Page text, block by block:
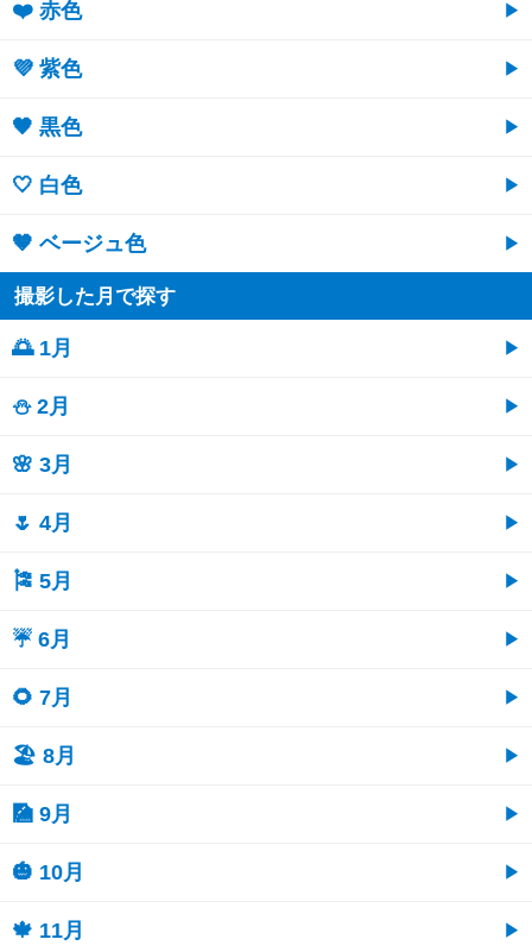
❤️ 赤色
💜 紫色
🖤 黒色
🤍 白色
🤎 ベージュ色
撮影した月で探す
🌅 1月
⛄ 2月
🌸 3月
🌷 4月
🎏 5月
☔ 6月
🌻 7月
🏖 8月
🎑 9月
🎃 10月
🍁 11月